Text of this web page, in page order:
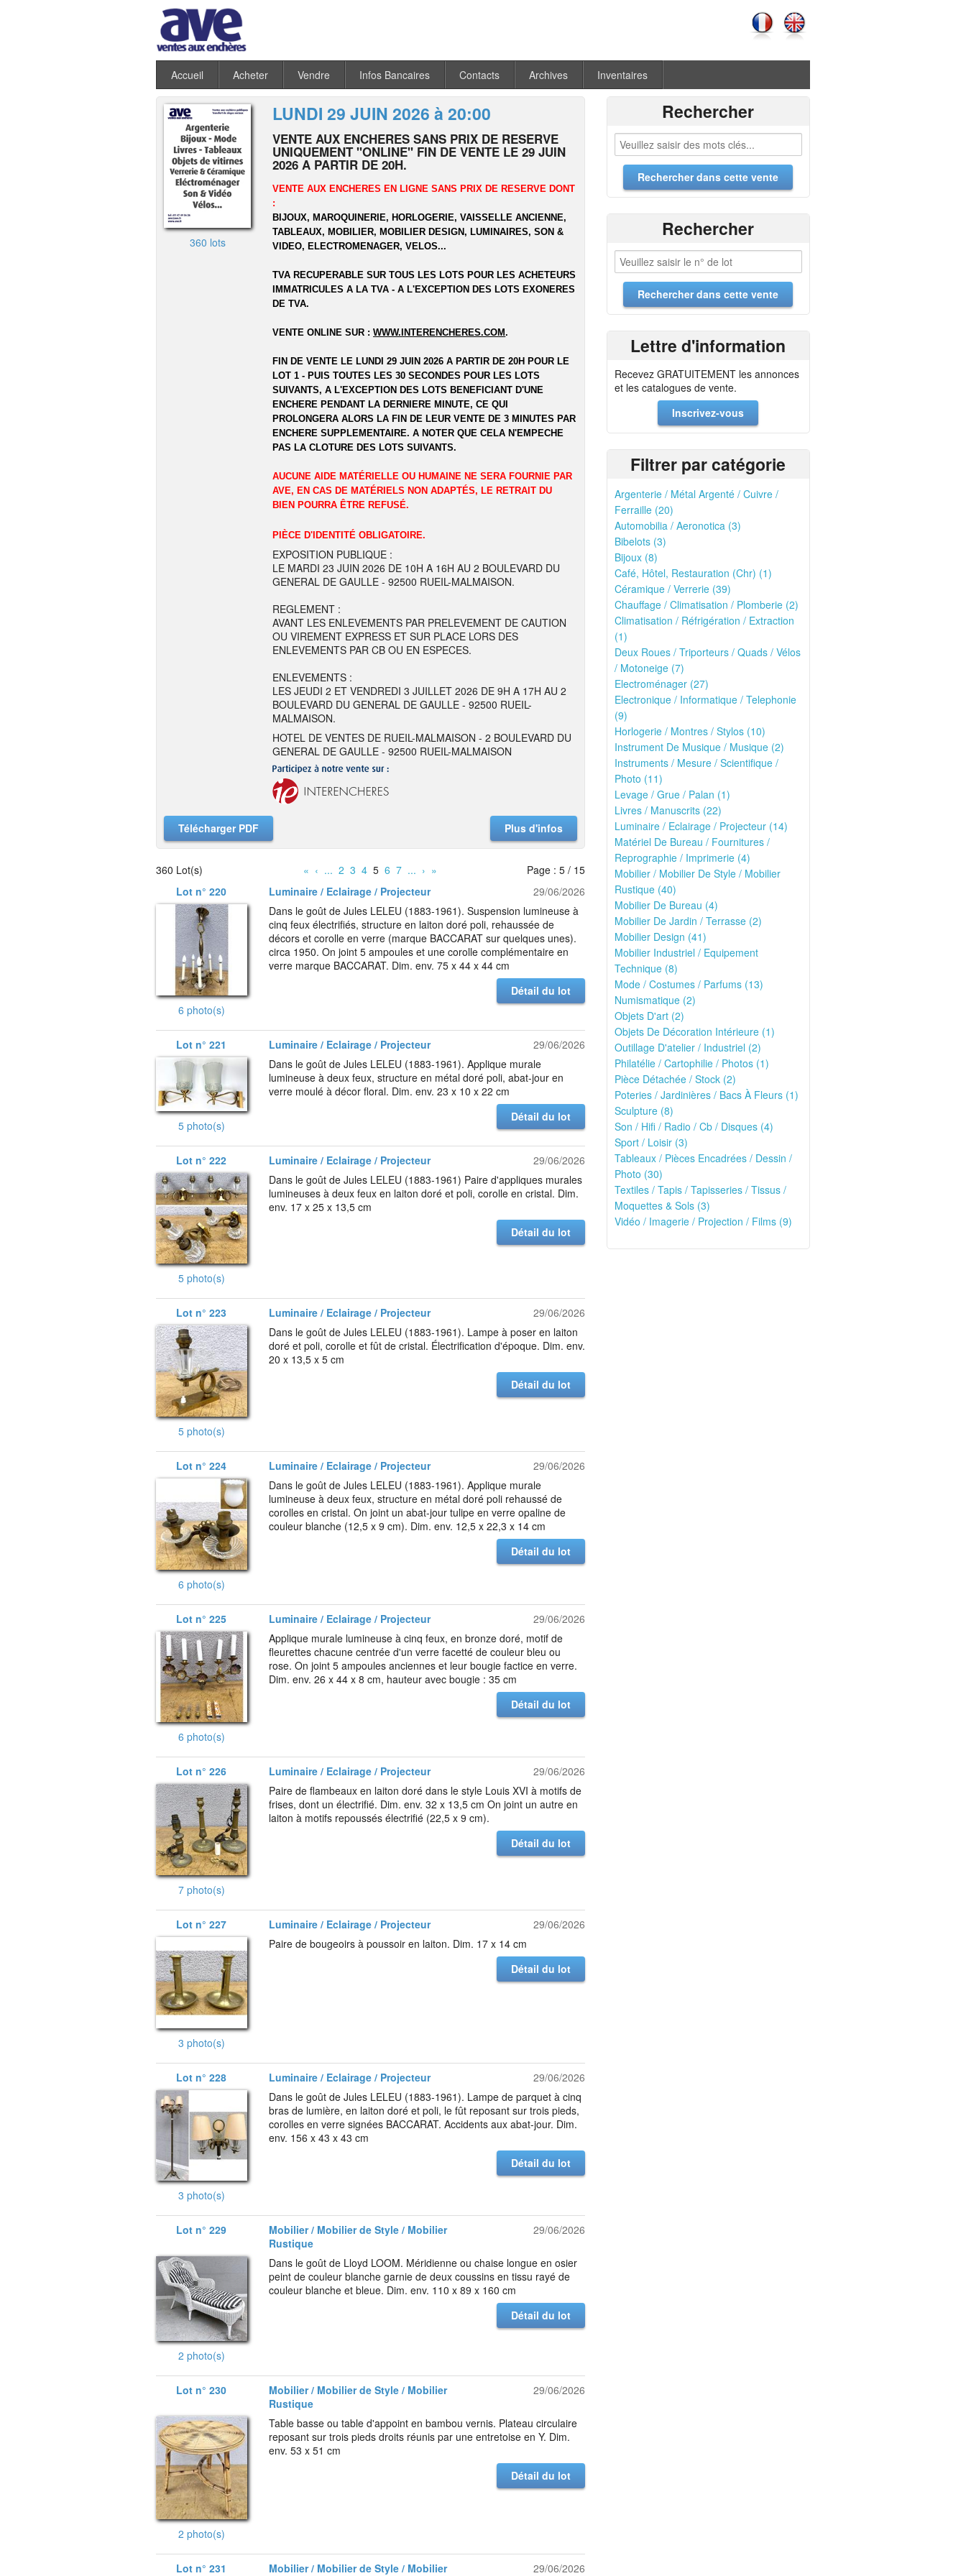
Accueil Acheter Vendre Infos Bancaires Contacts Archives Inventaires
360 lots
LUNDI 29 JUIN 2026 à 20:00
VENTE AUX ENCHERES SANS PRIX DE RESERVE
UNIQUEMENT "ONLINE" FIN DE VENTE LE 29 JUIN
2026 A PARTIR DE 20H.
VENTE AUX ENCHERES EN LIGNE SANS PRIX DE RESERVE DONT
:
BIJOUX, MAROQUINERIE, HORLOGERIE, VAISSELLE ANCIENNE,
TABLEAUX, MOBILIER, MOBILIER DESIGN, LUMINAIRES, SON &
VIDEO, ELECTROMENAGER, VELOS...
TVA RECUPERABLE SUR TOUS LES LOTS POUR LES ACHETEURS
IMMATRICULES A LA TVA - A L'EXCEPTION DES LOTS EXONERES
DE TVA.
VENTE ONLINE SUR :WWW.INTERENCHERES.COM.
FIN DE VENTE LE LUNDI 29 JUIN 2026 A PARTIR DE 20H POUR LE
LOT 1 - PUIS TOUTES LES 30 SECONDES POUR LES LOTS
SUIVANTS, A L'EXCEPTION DES LOTS BENEFICIANT D'UNE
ENCHERE PENDANT LA DERNIERE MINUTE, CE QUI
PROLONGERA ALORS LA FIN DE LEUR VENTE DE 3 MINUTES PAR
ENCHERE SUPPLEMENTAIRE. A NOTER QUE CELA N'EMPECHE
PAS LA CLOTURE DES LOTS SUIVANTS.
AUCUNE AIDE MATÉRIELLE OU HUMAINE NE SERA FOURNIE PAR
AVE, EN CAS DE MATÉRIELS NON ADAPTÉS, LE RETRAIT DU
BIEN POURRA ÊTRE REFUSÉ.
PIÈCE D'IDENTITÉ OBLIGATOIRE.
EXPOSITION PUBLIQUE :
LE MARDI 23 JUIN 2026 DE 10H A 16H AU 2 BOULEVARD DU
GENERAL DE GAULLE - 92500 RUEIL-MALMAISON.
REGLEMENT :
AVANT LES ENLEVEMENTS PAR PRELEVEMENT DE CAUTION
OU VIREMENT EXPRESS ET SUR PLACE LORS DES
ENLEVEMENTS PAR CB OU EN ESPECES.
ENLEVEMENTS :
LES JEUDI 2 ET VENDREDI 3 JUILLET 2026 DE 9H A 17H AU 2
BOULEVARD DU GENERAL DE GAULLE - 92500 RUEIL-
MALMAISON.
HOTEL DE VENTES DE RUEIL-MALMAISON - 2 BOULEVARD DU
GENERAL DE GAULLE - 92500 RUEIL-MALMAISON
Télécharger PDF Plus d'infos
360 Lot(s) « ‹ ... 2 3 4 56 7 ... › »
Page : 5 / 15
Lot n° 220
Luminaire / Eclairage / Projecteur 29/06/2026
6 photo(s)
Dans le goût de Jules LELEU (1883-1961). Suspension lumineuse à
cinq feux électrifiés, structure en laiton doré poli, rehaussée de
décors et corolle en verre (marque BACCARAT sur quelques unes).
circa 1950. On joint 5 ampoules et une corolle complémentaire en
verre marque BACCARAT. Dim. env. 75 x 44 x 44 cm
Détail du lot
Lot n° 221 Luminaire / Eclairage / Projecteur 29/06/2026
5 photo(s)
Dans le goût de Jules LELEU (1883-1961). Applique murale
lumineuse à deux feux, structure en métal doré poli, abat-jour en
verre moulé à décor floral. Dim. env. 23 x 10 x 22 cm
Détail du lot
Lot n° 222 Luminaire / Eclairage / Projecteur 29/06/2026
5 photo(s)
Dans le goût de Jules LELEU (1883-1961) Paire d'appliques murales
lumineuses à deux feux en laiton doré et poli, corolle en cristal. Dim.
env. 17 x 25 x 13,5 cm
Détail du lot
Lot n° 223 Luminaire / Eclairage / Projecteur 29/06/2026
5 photo(s)
Dans le goût de Jules LELEU (1883-1961). Lampe à poser en laiton
doré et poli, corolle et fût de cristal. Électrification d'époque. Dim. env.
20 x 13,5 x 5 cm
Détail du lot
Lot n° 224 Luminaire / Eclairage / Projecteur 29/06/2026
6 photo(s)
Dans le goût de Jules LELEU (1883-1961). Applique murale
lumineuse à deux feux, structure en métal doré poli rehaussé de
corolles en cristal. On joint un abat-jour tulipe en verre opaline de
couleur blanche (12,5 x 9 cm). Dim. env. 12,5 x 22,3 x 14 cm
Détail du lot
Lot n° 225 Luminaire / Eclairage / Projecteur 29/06/2026
6 photo(s)
Applique murale lumineuse à cinq feux, en bronze doré, motif de
fleurettes chacune centrée d'un verre facetté de couleur bleu ou
rose. On joint 5 ampoules anciennes et leur bougie factice en verre.
Dim. env. 26 x 44 x 8 cm, hauteur avec bougie : 35 cm
Détail du lot
Lot n° 226 Luminaire / Eclairage / Projecteur 29/06/2026
7 photo(s)
Paire de flambeaux en laiton doré dans le style Louis XVI à motifs de
frises, dont un électrifié. Dim. env. 32 x 13,5 cm On joint un autre en
laiton à motifs repoussés électrifié (22,5 x 9 cm).
Détail du lot
Lot n° 227 Luminaire / Eclairage / Projecteur 29/06/2026
3 photo(s)
Paire de bougeoirs à poussoir en laiton. Dim. 17 x 14 cm
Détail du lot
Lot n° 228 Luminaire / Eclairage / Projecteur 29/06/2026
3 photo(s)
Dans le goût de Jules LELEU (1883-1961). Lampe de parquet à cinq
bras de lumière, en laiton doré et poli, le fût reposant sur trois pieds,
corolles en verre signées BACCARAT. Accidents aux abat-jour. Dim.
env. 156 x 43 x 43 cm
Détail du lot
Lot n° 229
Mobilier / Mobilier de Style / Mobilier
Rustique
29/06/2026
2 photo(s)
Dans le goût de Lloyd LOOM. Méridienne ou chaise longue en osier
peint de couleur blanche garnie de deux coussins en tissu rayé de
couleur blanche et bleue. Dim. env. 110 x 89 x 160 cm
Détail du lot
Lot n° 230
Mobilier / Mobilier de Style / Mobilier
Rustique
29/06/2026
2 photo(s)
Table basse ou table d'appoint en bambou vernis. Plateau circulaire
reposant sur trois pieds droits réunis par une entretoise en Y. Dim.
env. 53 x 51 cm
Détail du lot
Lot n° 231
Mobilier / Mobilier de Style / Mobilier
29/06/2026
Rechercher
Rechercher
Lettre d'information
Recevez GRATUITEMENT les annonces
et les catalogues de vente.
Inscrivez-vous
Filtrer par catégorie
Argenterie / Métal Argenté / Cuivre /
Ferraille (20)
Automobilia / Aeronotica (3)
Bibelots (3)
Bijoux (8)
Café, Hôtel, Restauration (Chr) (1)
Céramique / Verrerie (39)
Chauffage / Climatisation / Plomberie (2)
Climatisation / Réfrigération / Extraction
(1)
Deux Roues / Triporteurs / Quads / Vélos
/ Motoneige (7)
Electroménager (27)
Electronique / Informatique / Telephonie
(9)
Horlogerie / Montres / Stylos (10)
Instrument De Musique / Musique (2)
Instruments / Mesure / Scientifique /
Photo (11)
Levage / Grue / Palan (1)
Livres / Manuscrits (22)
Luminaire / Eclairage / Projecteur (14)
Matériel De Bureau / Fournitures /
Reprographie / Imprimerie (4)
Mobilier / Mobilier De Style / Mobilier
Rustique (40)
Mobilier De Bureau (4)
Mobilier De Jardin / Terrasse (2)
Mobilier Design (41)
Mobilier Industriel / Equipement
Technique (8)
Mode / Costumes / Parfums (13)
Numismatique (2)
Objets D'art (2)
Objets De Décoration Intérieure (1)
Outillage D'atelier / Industriel (2)
Philatélie / Cartophilie / Photos (1)
Pièce Détachée / Stock (2)
Poteries / Jardinières / Bacs À Fleurs (1)
Sculpture (8)
Son / Hifi / Radio / Cb / Disques (4)
Sport / Loisir (3)
Tableaux / Pièces Encadrées / Dessin /
Photo (30)
Textiles / Tapis / Tapisseries / Tissus /
Moquettes & Sols (3)
Vidéo / Imagerie / Projection / Films (9)